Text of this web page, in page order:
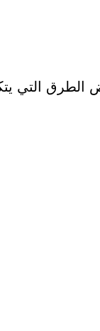
الطرق التي